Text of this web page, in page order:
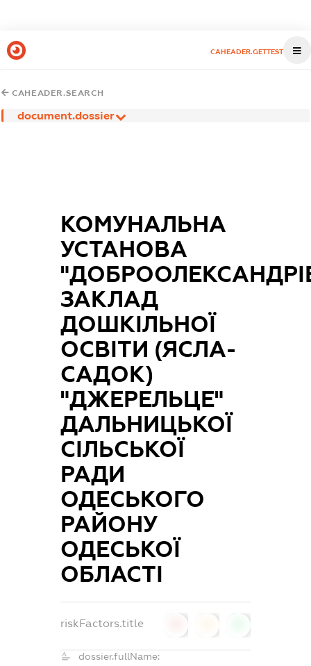
CAHEADER.GETTEST
CAHEADER.SEARCH
document.dossier
КОМУНАЛЬНА
УСТАНОВА
ЗАКЛАД
ДОШКІЛЬНОЇ
ОСВІТИ (ЯСЛА-
САДОК)
"ДЖЕРЕЛЬЦЕ"
ДАЛЬНИЦЬКОЇ
СІЛЬСЬКОЇ
РАДИ
ОДЕСЬКОГО
РАЙОНУ
ОДЕСЬКОЇ
ОБЛАСТІ
riskFactors.title
dossier.fullName: